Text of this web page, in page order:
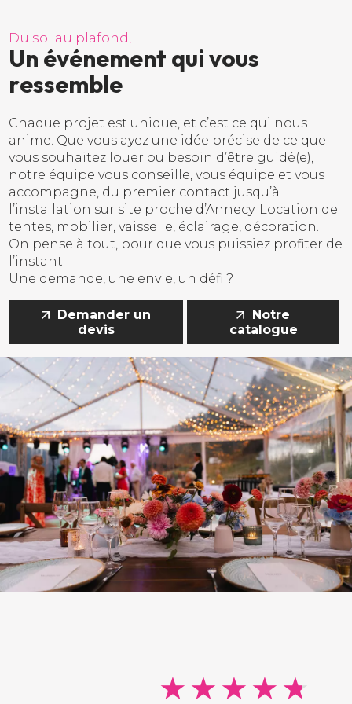
Du sol a u plafond
Un événement quivous
ressemble
Chaque projet est unique, et c’est ce qui nous
anime. Que vous ayez une idée précise de ce que
vous souhaitez louer ou besoin d’être guidé(e),
notre équipe vous conseille, vous équipe et vous
accompagne, du premier contact jusqu’à
l’installation sur site proche d’Annecy. Location de
tentes, mobilier, vaisselle, éclairage, décoration…
On pense à tout, pour que vous puissiez profiter de
l’instant.
Une demande, une envie, un défi ?
Demander un
devis
Notre
catalogue